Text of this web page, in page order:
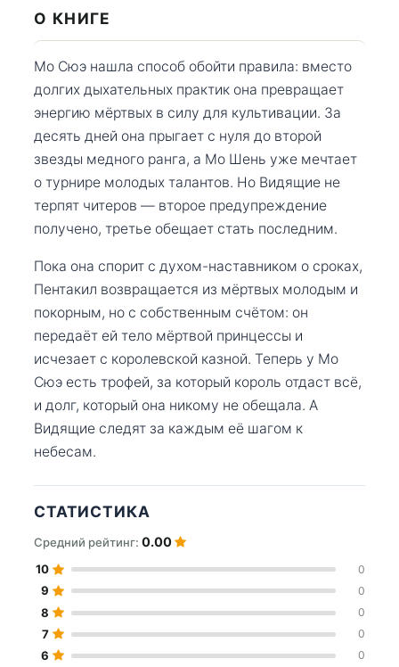
О КНИГЕ
Мо Сюэ нашла способ обойти правила: вместо
долгих дыхательных практик она превращает
энергию мёртвых в силу для культивации. За
десять дней она прыгает с нуля до второй
звезды медного ранга, а Мо Шень уже мечтает
о турнире молодых талантов. Но Видящие не
терпят читеров — второе предупреждение
получено, третье обещает стать последним.
Пока она спорит с духом-наставником о сроках,
Пентакил возвращается из мёртвых молодым и
покорным, но с собственным счётом: он
передаёт ей тело мёртвой принцессы и
исчезает с королевской казной. Теперь у Мо
Сюэ есть трофей, за который король отдаст всё,
и долг, который она никому не обещала. А
Видящие следят за каждым её шагом к
небесам.
СТАТИСТИКА
Средний рейтинг: 0.00
10 0
9 0
8 0
7 0
6 0